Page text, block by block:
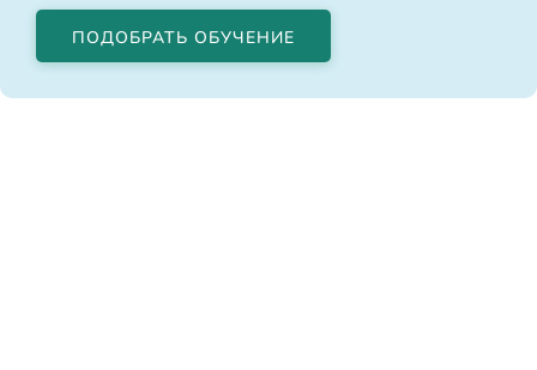
ПОДОБРАТЬ ОБУЧЕНИЕ